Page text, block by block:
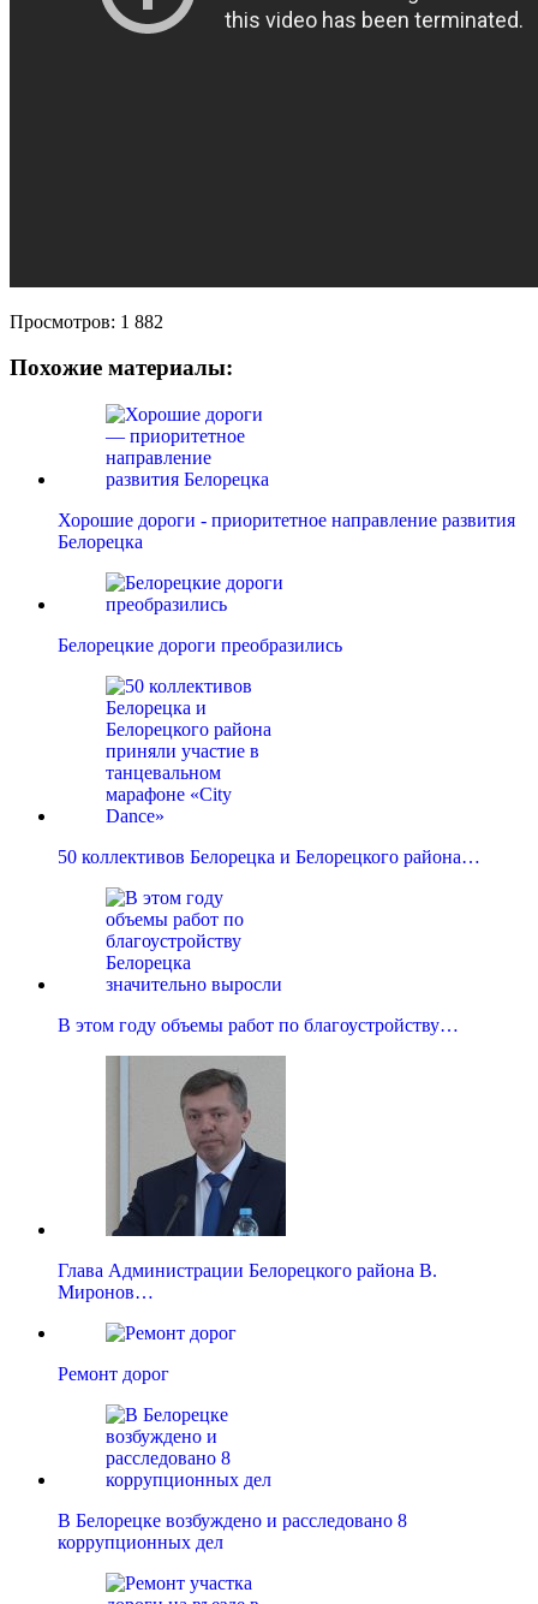
Просмотров: 1 882
Похожие материалы:
Хорошие дороги - приоритетное направление развития
Белорецка
Белорецкие дороги преобразились
50 коллективов Белорецка и Белорецкого района…
В этом году объемы работ по благоустройству…
Глава Администрации Белорецкого района В.
Миронов…
Ремонт дорог
В Белорецке возбуждено и расследовано 8
коррупционных дел